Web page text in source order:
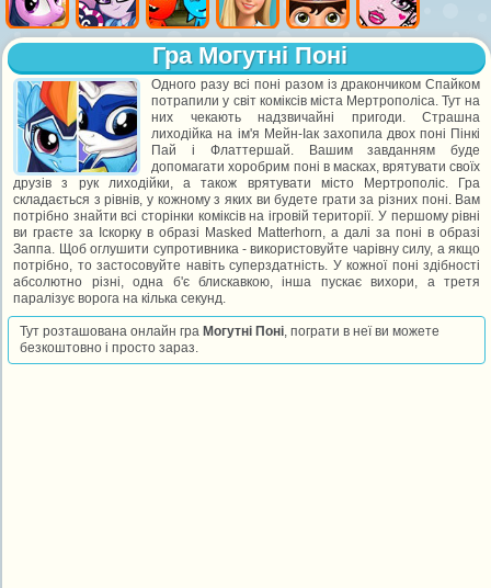
Гра Могутні Поні
Одного разу всі поні разом із дракончиком Спайком
потрапили у світ коміксів міста Мертрополіса. Тут на
них чекають надзвичайні пригоди. Страшна
лиходійка на ім'я Мейн-Іак захопила двох поні Пінкі
Пай і Флаттершай. Вашим завданням буде
допомагати хоробрим поні в масках, врятувати своїх
друзів з рук лиходійки, а також врятувати місто Мертрополіс. Гра
складається з рівнів, у кожному з яких ви будете грати за різних поні. Вам
потрібно знайти всі сторінки коміксів на ігровій території. У першому рівні
ви граєте за Іскорку в образі Masked Matterhorn, а далі за поні в образі
Заппа. Щоб оглушити супротивника - використовуйте чарівну силу, а якщо
потрібно, то застосовуйте навіть суперздатність. У кожної поні здібності
абсолютно різні, одна б'є блискавкою, інша пускає вихори, а третя
паралізує ворога на кілька секунд.
Тут розташована онлайн гра Могутні Поні, пограти в неї ви можете
безкоштовно і просто зараз.